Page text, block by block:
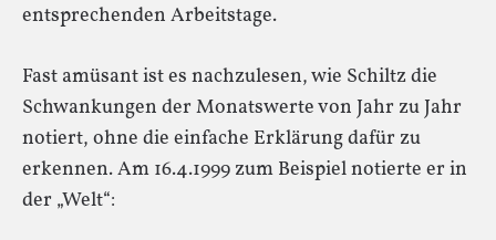
entsprechenden Arbeitstage.
Fast amüsant ist es nachzulesen, wie Schiltz die
Schwankungen der Monatswerte von Jahr zu Jahr
notiert, ohne die einfache Erklärung dafür zu
erkennen. Am 16.4.1999 zum Beispiel notierte er in
der „Welt“: